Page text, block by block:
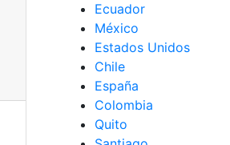
Ecuador
México
Estados Unidos
Chile
España
Colombia
Quito